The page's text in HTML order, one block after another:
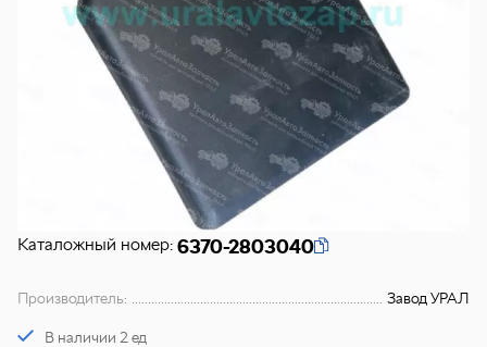
Каталожный номер: 6370-2803040
Производитель: Завод УРАЛ
В наличии 2 ед